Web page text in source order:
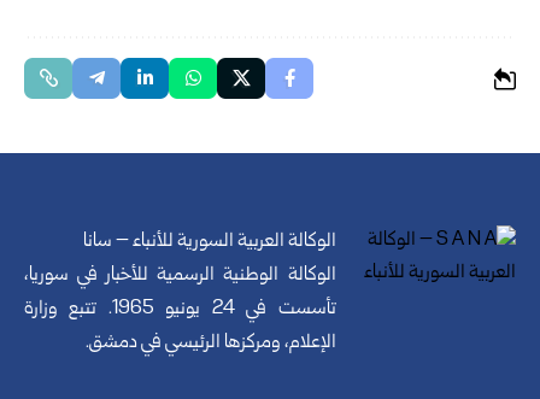
الوكالة العربية السورية للأنباء – سانا
الوكالة الوطنية الرسمية للأخبار في سوريا،
تأسست في 24 يونيو 1965. تتبع وزارة
الإعلام، ومركزها الرئيسي في دمشق.